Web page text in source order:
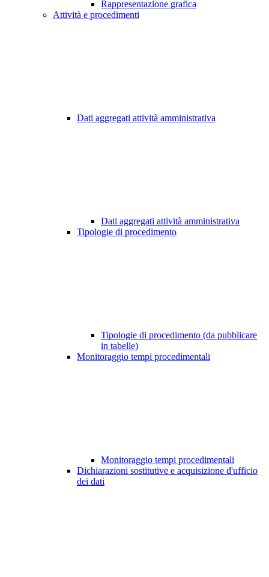
Rappresentazione grafica
Attività e procedimenti
Dati aggregati attività amministrativa
Dati aggregati attività amministrativa
Tipologie di procedimento
Tipologie di procedimento (da pubblicare
in tabelle)
Monitoraggio tempi procedimentali
Monitoraggio tempi procedimentali
Dichiarazioni sostitutive e acquisizione d'ufficio
dei dati